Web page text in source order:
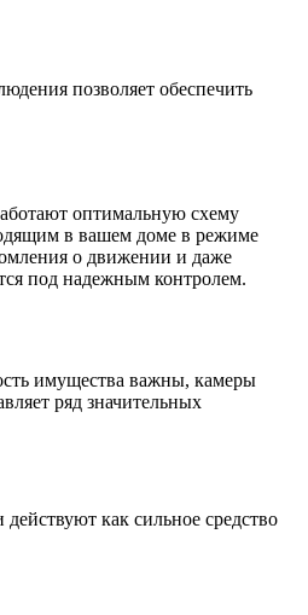
позволяет обеспечить
оптимальную схему
в вашем доме в режиме
о движении и даже
под надежным контролем.
имущества важны, камеры
ряд значительных
как сильное средство